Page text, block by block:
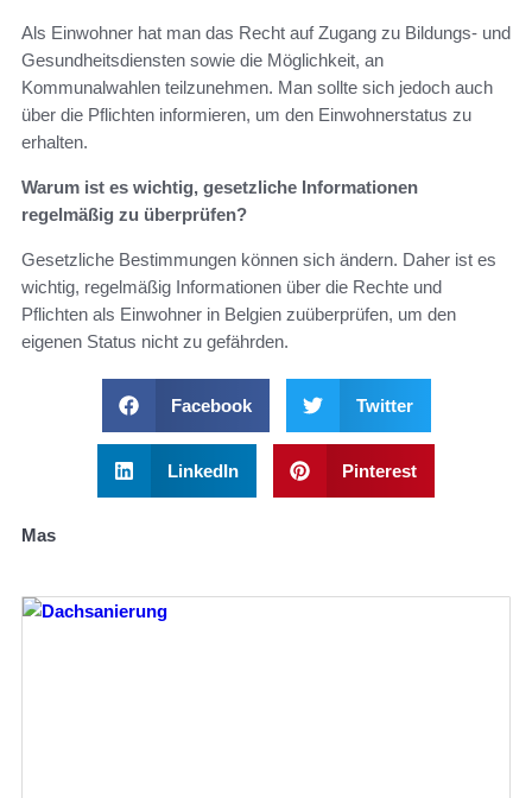
Als Einwohner hat man das Recht auf Zugang zu Bildungs- und
Gesundheitsdiensten sowie die Möglichkeit, an
Kommunalwahlen teilzunehmen. Man sollte sich jedoch auch
über die Pflichten informieren, um den Einwohnerstatus zu
erhalten.
Warum ist es wichtig, gesetzliche Informationen
regelmäßig zu überprüfen?
Gesetzliche Bestimmungen können sich ändern. Daher ist es
wichtig, regelmäßig Informationen über die Rechte und
Pflichten als Einwohner in Belgien zuüberprüfen, um den
eigenen Status nicht zu gefährden.
Facebook Twitter
LinkedIn Pinterest
Mas